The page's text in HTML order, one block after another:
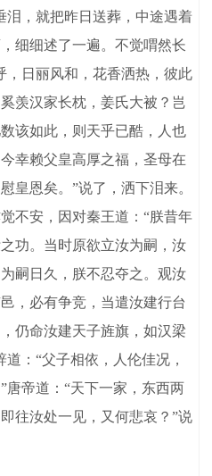
泪，就把昨日送葬，中途遇着
细细述了一遍。不觉喟然长
，日丽风和，花香洒热，彼此
羡汉家长枕，姜氏大被？岂
该如此，则天乎已酷，人也
幸赖父皇高厚之福，圣母在
皇恩矣。”说了，洒下泪来。
不安，因对秦王道：“朕昔年
功。当时原欲立汝为嗣，汝
嗣日久，朕不忍夺之。观汝
，必有争竞，当遣汝建行台
仍命汝建天子旌旗，如汉梁
：“父子相依，人伦佳况，
唐帝道：“天下一家，东西两
往汝处一见，又何悲哀？”说